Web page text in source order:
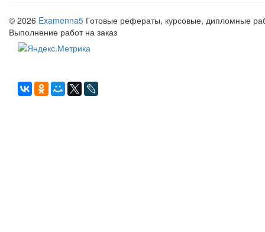
© 2026 Examenna5 Готовые рефераты, курсовые, дипломные
Выполнение работ на заказ